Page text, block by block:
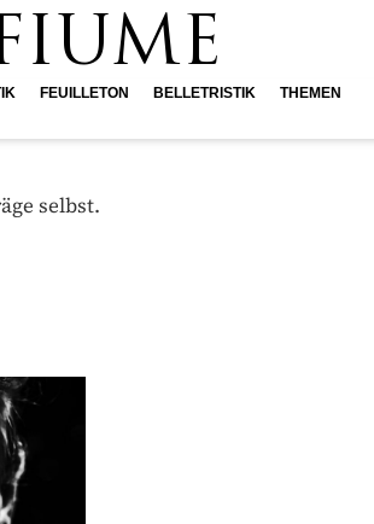
FEUILLETON BELLETRISTIK THEMEN
selbst.